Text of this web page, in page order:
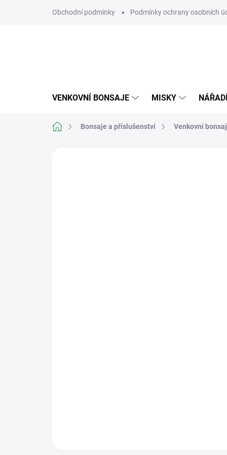
Obchodní podmínky Podmínky ochrany osobních
VENKOVNÍ BONSAJE MISKY NÁŘADÍ
Domů Bonsaje a příslušenství Venkovní